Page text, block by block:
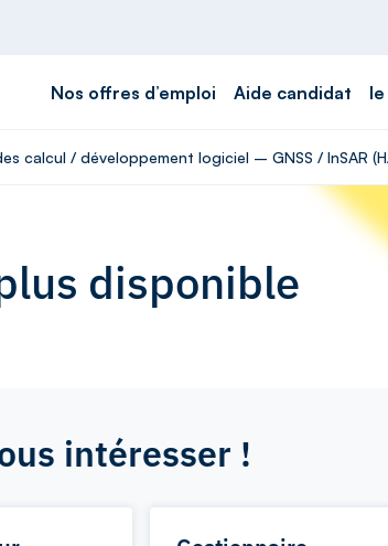
Nos offres d’emploi Aide candidat
calcul / développement logiciel – GNSS / InSAR
disponible
intéresser !